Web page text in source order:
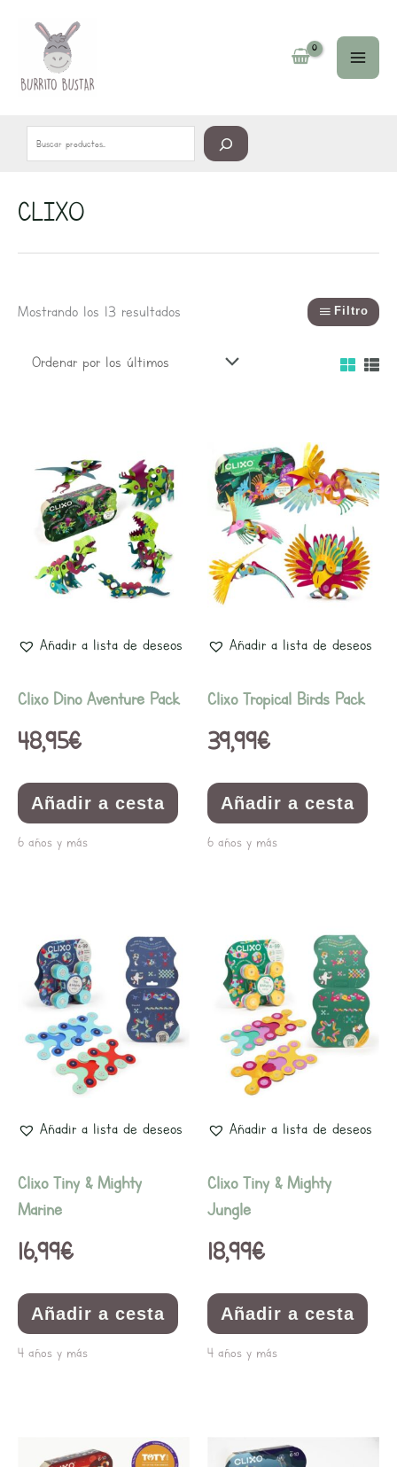
contenido
CLIXO
Mostrando los 13 resultados
últimos
Filtro
Añadir a lista de deseos
Clixo Dino Aventure Pack
48,95€
Añadir a cesta
6 años y más
Añadir a lista de deseos
Clixo Tropical Birds Pack
39,99€
Añadir a cesta
6 años y más
Añadir a lista de deseos
Clixo Tiny & Mighty
Marine
16,99€
Añadir a cesta
4 años y más
Añadir a lista de deseos
Clixo Tiny & Mighty
Jungle
18,99€
Añadir a cesta
4 años y más